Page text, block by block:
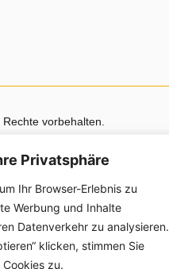
Privatsphäre
Ihr Browser-Erlebnis zu
Werbung und Inhalte
Datenverkehr zu analysieren.
klicken, stimmen Sie
zu.
vorbehalten.